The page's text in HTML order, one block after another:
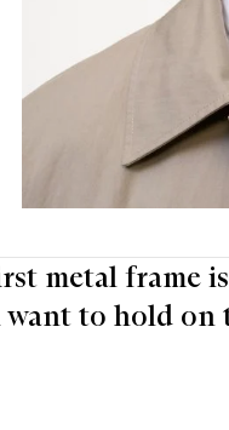
metal frame
want to hold